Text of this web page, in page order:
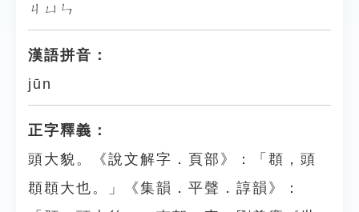
ㄐㄩㄣ
漢語拼音：
jūn
正字釋義：
頭大貌。《說文解字．頁部》：「頵，頭
頵頵大也。」《集韻．平聲．諄韻》：